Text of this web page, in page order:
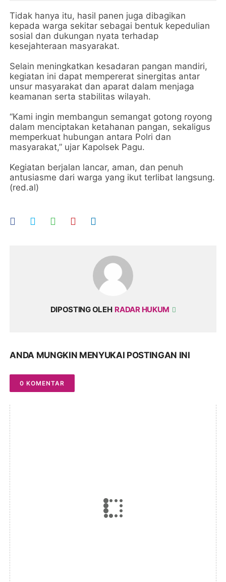
Tidak hanya itu, hasil panen juga dibagikan
kepada warga sekitar sebagai bentuk kepedulian
sosial dan dukungan nyata terhadap
kesejahteraan masyarakat.
Selain meningkatkan kesadaran pangan mandiri,
kegiatan ini dapat mempererat sinergitas antar
unsur masyarakat dan aparat dalam menjaga
keamanan serta stabilitas wilayah.
“Kami ingin membangun semangat gotong royong
dalam menciptakan ketahanan pangan, sekaligus
memperkuat hubungan antara Polri dan
masyarakat,” ujar Kapolsek Pagu.
Kegiatan berjalan lancar, aman, dan penuh
antusiasme dari warga yang ikut terlibat langsung.
(red.al)
DIPOSTING OLEH RADAR HUKUM
ANDA MUNGKIN MENYUKAI POSTINGAN INI
0 KOMENTAR